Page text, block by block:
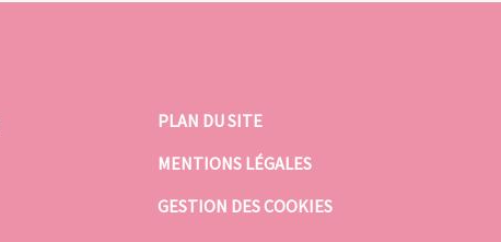
PLAN DU SITE
MENTIONS LÉGALES
GESTION DES COOKIES